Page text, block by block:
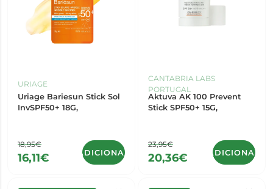
URIAGE
Uriage Bariesun Stick Sol
InvSPF50+ 18G,
18,95€
16,11€ ADICIONAR
CANTABRIA LABS
PORTUGAL
Aktuva AK 100 Prevent
Stick SPF50+ 15G,
23,95€
20,36€ ADICIONAR